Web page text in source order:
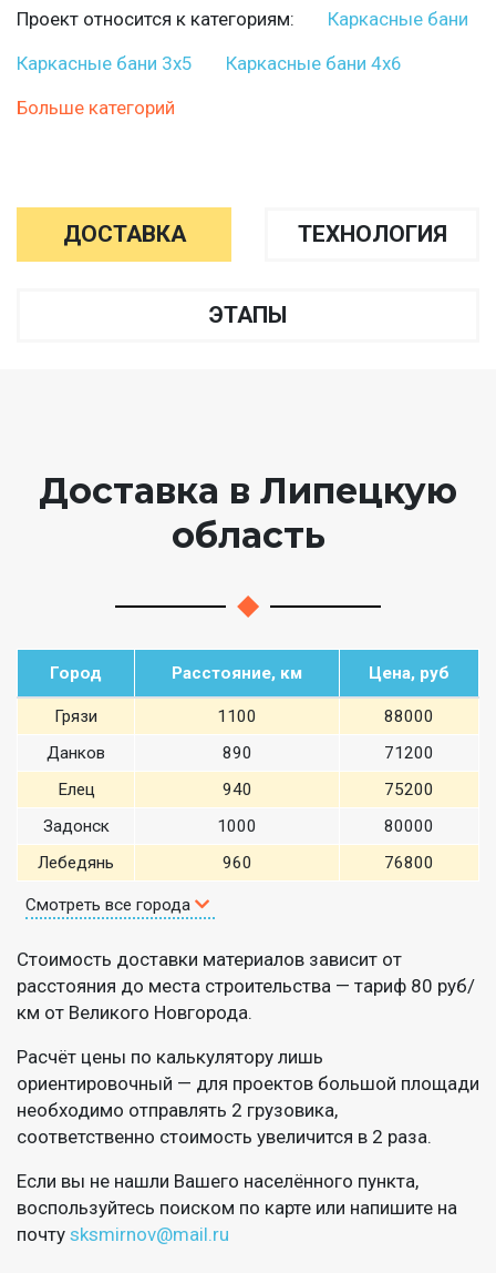
Проект относится к категориям:
Каркасные бани
Каркасные бани 3х5
Каркасные бани 4х6
Больше категорий
ДОСТАВКА ТЕХНОЛОГИЯ
ЭТАПЫ
Доставка в Липецкую
область
Город Расстояние, км Цена, руб
Грязи 1100
88000
Данков
890
71200
Елец
940
75200
Задонск
1000
80000
Лебедянь
960 76800
Смотреть все города
Стоимость доставки материалов зависит от
расстояния до места строительства — тариф 80 руб/
км от Великого Новгорода.
Расчёт цены по калькулятору лишь
ориентировочный — для проектов большой площади
необходимо отправлять 2 грузовика,
соответственно стоимость увеличится в 2 раза.
Если вы не нашли Вашего населённого пункта,
воспользуйтесь поиском по карте или напишите на
почту sksmirnov@mail.ru